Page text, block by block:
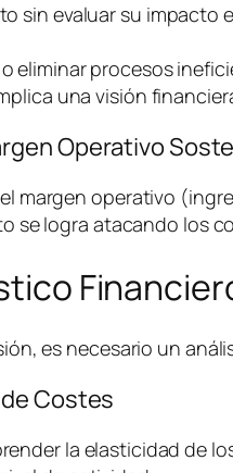
sin evaluar su
eliminar procesos
una visión
Operativo
margen operativo
se logra atacando los
es necesario un
Costes
la elasticidad de